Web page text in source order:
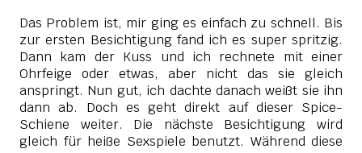
Das Problem ist, mir ging es einfach zu schnell. Bis
zur ersten Besichtigung fand ich es super spritzig.
Dann kam der Kuss und ich rechnete mit einer
Ohrfeige oder etwas, aber nicht das sie gleich
anspringt. Nun gut, ich dachte danach weißt sie ihn
dann ab. Doch es geht direkt auf dieser Spice-
Schiene weiter. Die nächste Besichtigung wird
gleich für heiße Sexspiele benutzt. Während diese